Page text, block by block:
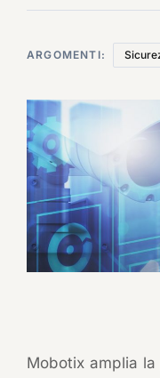
ARGOMENTI:
Mobotix amplia